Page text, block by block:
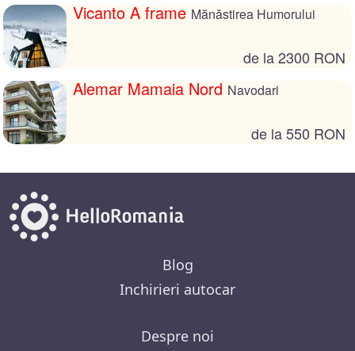
Vicanto A frame Mănăstirea Humorului
de la 2300 RON
Alemar Mamaia Nord Navodari
de la 550 RON
Blog
Inchirieri autocar
Despre noi